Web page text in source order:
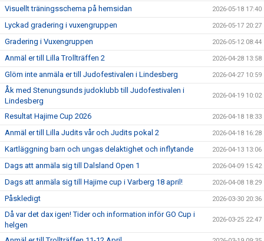
Visuellt träningsschema på hemsidan 2026-05-18 17:40
Lyckad gradering i vuxengruppen 2026-05-17 20:27
Gradering i Vuxengruppen 2026-05-12 08:44
Anmäl er till Lilla Trollträffen 2 2026-04-28 13:58
Glöm inte anmäla er till Judofestivalen i Lindesberg 2026-04-27 10:59
Åk med Stenungsunds judoklubb till Judofestivalen i
Lindesberg
2026-04-19 10:02
Resultat Hajime Cup 2026 2026-04-18 18:33
Anmäl er till Lilla Judits vår och Judits pokal 2 2026-04-18 16:28
Kartläggning barn och ungas delaktighet och inflytande 2026-04-13 13:06
Dags att anmäla sig till Dalsland Open 1 2026-04-09 15:42
Dags att anmäla sig till Hajime cup i Varberg 18 april! 2026-04-08 18:29
Påskledigt 2026-03-30 20:36
Då var det dax igen! Tider och information inför GO Cup i
helgen
2026-03-25 22:47